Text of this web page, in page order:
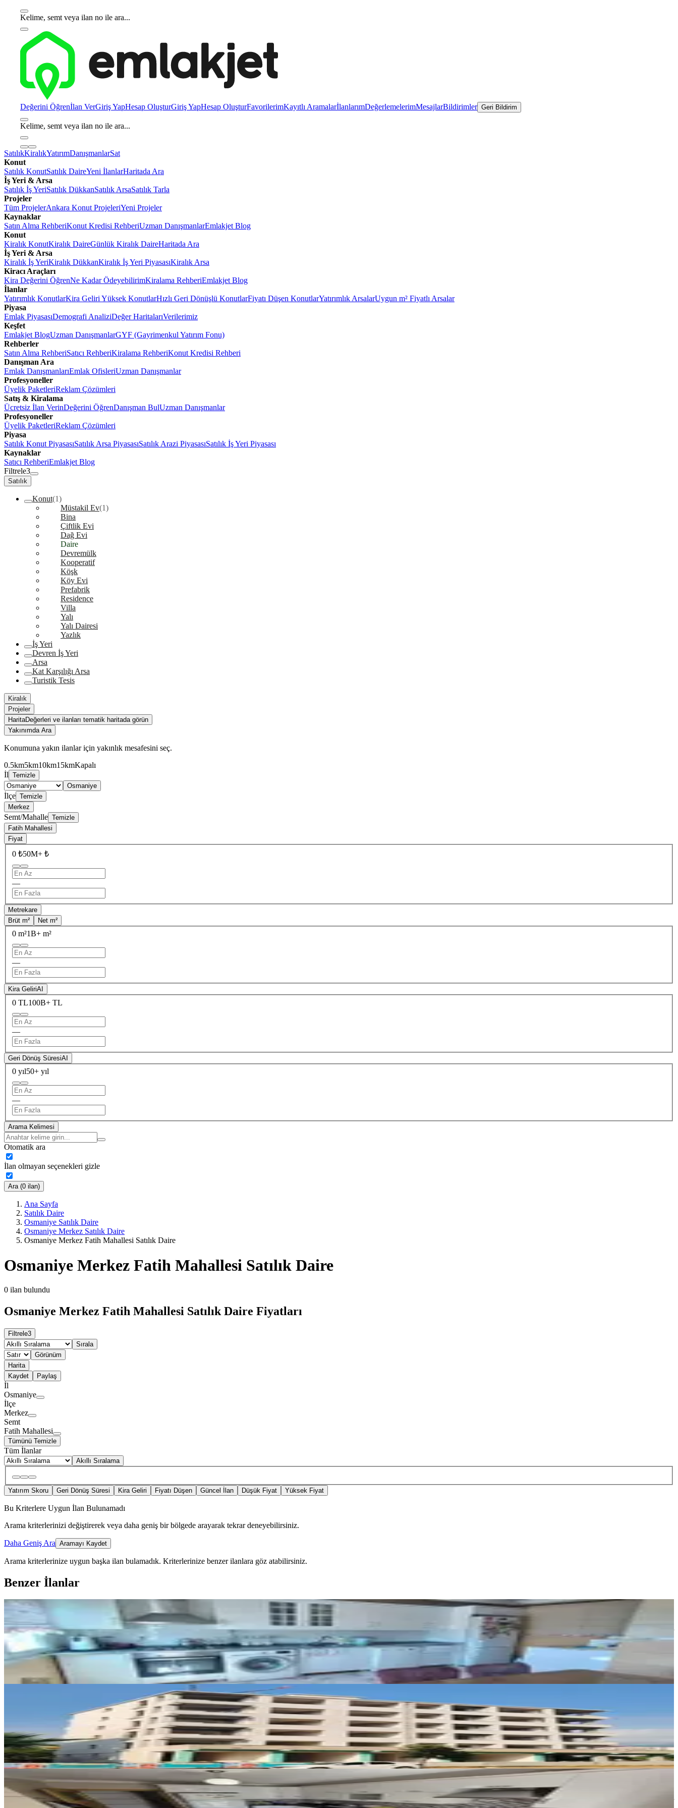
Kelime, semt veya ilan no ile ara...
Değerini Öğrenİlan VerGiriş YapHesap OluşturGiriş YapHesap OluşturFavorilerimKayıtlı AramalarİlanlarımDeğerlemelerimMesajlarBildirimler Geri Bildirim
Kelime, semt veya ilan no ile ara...
SatılıkKiralıkYatırımDanışmanlarSat
Konut
Satılık KonutSatılık DaireYeni İlanlarHaritada Ara
İş Yeri & Arsa
Satılık İş YeriSatılık DükkanSatılık ArsaSatılık Tarla
Projeler
Tüm ProjelerAnkara Konut ProjeleriYeni Projeler
Kaynaklar
Satın Alma RehberiKonut Kredisi RehberiUzman DanışmanlarEmlakjet Blog
Konut
Kiralık KonutKiralık DaireGünlük Kiralık DaireHaritada Ara
İş Yeri & Arsa
Kiralık İş YeriKiralık DükkanKiralık İş Yeri PiyasasıKiralık Arsa
Kiracı Araçları
Kira Değerini ÖğrenNe Kadar ÖdeyebilirimKiralama RehberiEmlakjet Blog
İlanlar
Yatırımlık KonutlarKira Geliri Yüksek KonutlarHızlı Geri Dönüşlü KonutlarFiyatı Düşen KonutlarYatırımlık ArsalarUygun m² Fiyatlı Arsalar
Piyasa
Emlak PiyasasıDemografi AnaliziDeğer HaritalarıVerilerimiz
Keşfet
Emlakjet BlogUzman DanışmanlarGYF (Gayrimenkul Yatırım Fonu)
Rehberler
Satın Alma RehberiSatıcı RehberiKiralama RehberiKonut Kredisi Rehberi
Danışman Ara
Emlak DanışmanlarıEmlak OfisleriUzman Danışmanlar
Profesyoneller
Üyelik PaketleriReklam Çözümleri
Satış & Kiralama
Ücretsiz İlan VerinDeğerini ÖğrenDanışman BulUzman Danışmanlar
Profesyoneller
Üyelik PaketleriReklam Çözümleri
Piyasa
Satılık Konut PiyasasıSatılık Arsa PiyasasıSatılık Arazi PiyasasıSatılık İş Yeri Piyasası
Kaynaklar
Satıcı RehberiEmlakjet Blog
Filtrele3
Satılık
Konut(1)
Müstakil Ev(1)
Bina
Çiftlik Evi
Dağ Evi
Daire
Devremülk
Kooperatif
Köşk
Köy Evi
Prefabrik
Residence
Villa
Yalı
Yalı Dairesi
Yazlık
İş Yeri
Devren İş Yeri
Arsa
Kat Karşılığı Arsa
Turistik Tesis
Kiralık
Projeler
HaritaDeğerleri ve ilanları tematik haritada görün
Yakınımda Ara
Konumuna yakın ilanlar için yakınlık mesafesini seç.
0.5km5km10km15kmKapalı
İl Temizle
Osmaniye
İlçe Temizle
Merkez
Semt/Mahalle Temizle
Fatih Mahallesi
Fiyat
0 ₺50M+ ₺
—
Metrekare
Brüt m²
Net m²
0 m²1B+ m²
—
Kira GeliriAI
0 TL100B+ TL
—
Geri Dönüş SüresiAI
0 yıl50+ yıl
—
Arama Kelimesi
Otomatik ara
İlan olmayan seçenekleri gizle
Ara (0 ilan)
Ana Sayfa
Satılık Daire
Osmaniye Satılık Daire
Osmaniye Merkez Satılık Daire
Osmaniye Merkez Fatih Mahallesi Satılık Daire
Osmaniye Merkez Fatih Mahallesi Satılık Daire
0 ilan bulundu
Osmaniye Merkez Fatih Mahallesi Satılık Daire Fiyatları
Filtrele3
Sırala
Görünüm
Harita
Kaydet
Paylaş
İl
Osmaniye
İlçe
Merkez
Semt
Fatih Mahallesi
Tümünü Temizle
Tüm İlanlar
Akıllı Sıralama
Yatırım Skoru Geri Dönüş Süresi Kira Geliri Fiyatı Düşen Güncel İlan Düşük Fiyat Yüksek Fiyat
Bu Kriterlere Uygun İlan Bulunamadı
Arama kriterlerinizi değiştirerek veya daha geniş bir bölgede arayarak tekrar deneyebilirsiniz.
Daha Geniş Ara Aramayı Kaydet
Arama kriterlerinize uygun başka ilan bulamadık. Kriterlerinize benzer ilanlara göz atabilirsiniz.
Benzer İlanlar
KOMBİLİ
Final Emlaktan Avm Civarı Satılık 3+1 Daire
Merkez, M.akif Ersoy Mahallesi
3+1·160 m²·8. Kat·02.08.2026
FİNAL EMLAK & GAYRİMENKUL
Osmaniye Devlet Bahçeli Bulv. Lüks4+1 | Aralık 2026 Teslim
Merkez, Yedi Ocak Mahallesi
4+1· 175 m²·2. Kat ·31.07.2026
8.500.000 ₺
Acilll! Sahibinden Ara Katta Asansörlü Geniş Full Yapılı 3+1
Merkez, Yedi Ocak Mahallesi